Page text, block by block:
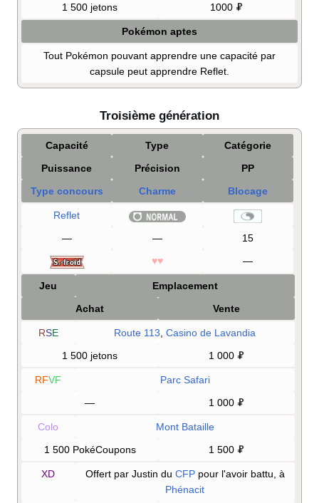
1 500 jetons
1000
Pokémon aptes
Tout Pokémon pouvant apprendre une capacité par
capsule peut apprendre Reflet.
Troisième génération
Capacité Type
Catégorie
Puissance
Précision
PP
Type concours
Charme Blocage
Reflet
—
—
15
♥♥
—
Jeu
Emplacement
Achat
Vente
RSE Route 113 ,Casino de Lavandia
1 500 jetons
1 000
RFVF
Parc Safari
—
1 000
Colo
Mont Bataille
1 500 PokéCoupons
1 500
XD Offert par Justin du CFPpour l'avoir battu, à
Phénacit